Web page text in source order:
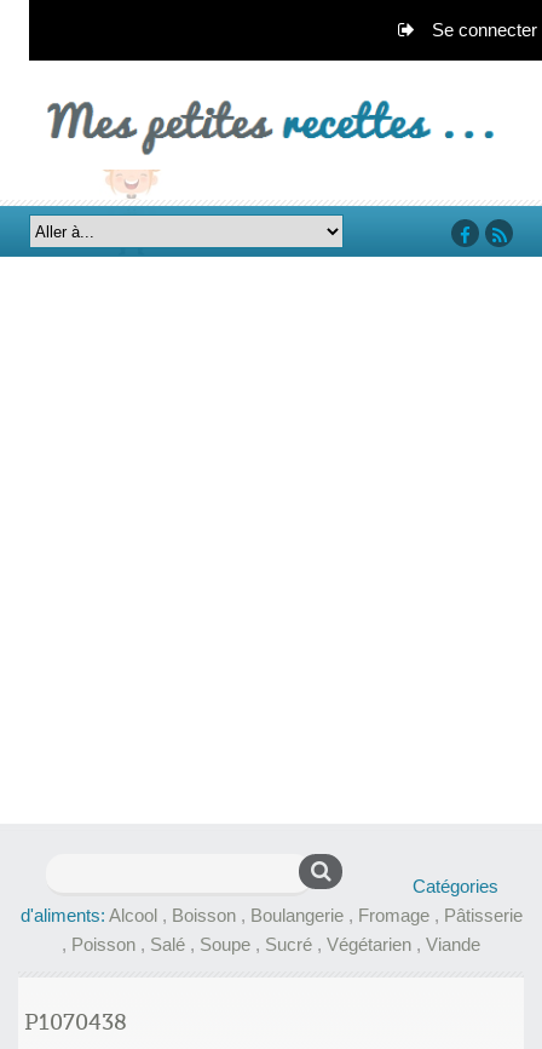
Se connecter
Catégories
d'aliments: Alcool , Boisson, Boulangerie, Fromage, Pâtisserie
, Poisson , Salé , Soupe , Sucré , Végétarien , Viande
P1070438